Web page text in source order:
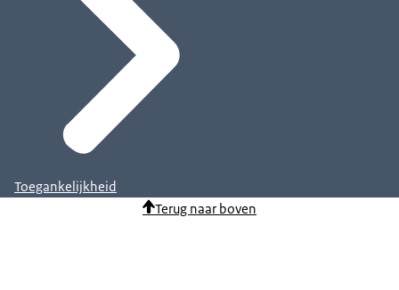
Toegankelijkheid
Terug naar boven